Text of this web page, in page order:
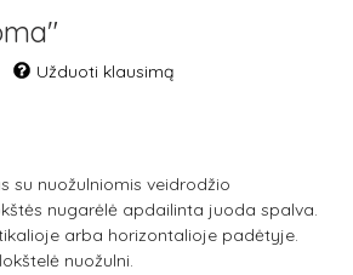
Užduoti klausimą
su nuožulniomis veidrodžio
nugarėlė apdailinta juoda spalva.
arba horizontalioje padėtyje.
nuožulni.